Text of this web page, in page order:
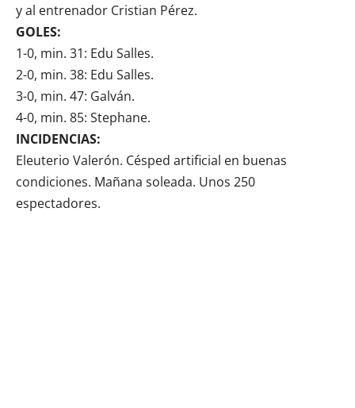
y al entrenador Cristian Pérez.
GOLES:
1-0, min. 31: Edu Salles.
2-0, min. 38: Edu Salles.
3-0, min. 47: Galván.
4-0, min. 85: Stephane.
INCIDENCIAS:
Eleuterio Valerón. Césped artificial en buenas
condiciones. Mañana soleada. Unos 250
espectadores.